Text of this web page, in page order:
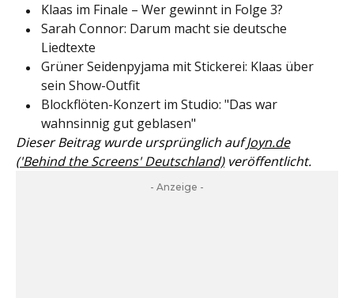
Klaas im Finale – Wer gewinnt in Folge 3?
Sarah Connor: Darum macht sie deutsche
Liedtexte
Grüner Seidenpyjama mit Stickerei: Klaas über
sein Show-Outfit
Blockflöten-Konzert im Studio: "Das war
wahnsinnig gut geblasen"
Dieser Beitrag wurde ursprünglich aufJoyn.de
('Behind the Screens' Deutschland)veröffentlicht.
- Anzeige -